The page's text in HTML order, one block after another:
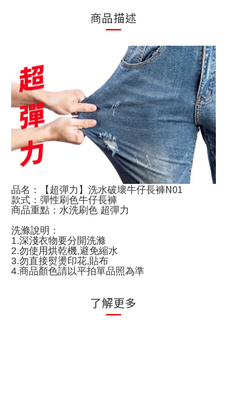
商品描述
品名：【超彈力】洗水破壞牛仔長褲N01
款式：彈性刷色牛仔長褲
商品重點：水洗刷色 超彈力
洗滌說明 ：
1.深淺衣物要分開洗滌
2.勿使用烘乾機,避免縮水
3.勿直接熨燙印花,貼布
4.商品顏色請以平拍單品照為準
了解更多